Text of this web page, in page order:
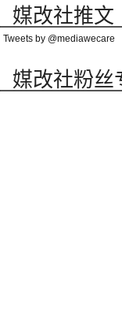
媒改社推文
Tweets by @mediawecare
媒改社粉丝